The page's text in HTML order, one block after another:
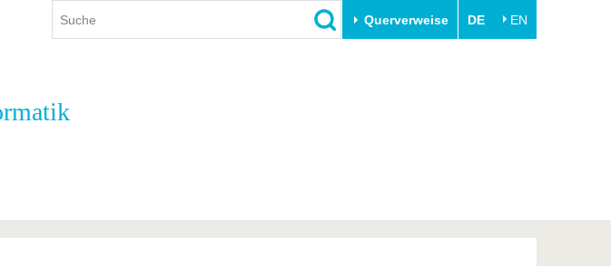
Querverweise DE EN
Innovative Transferprojekte
BTU & Region erleben